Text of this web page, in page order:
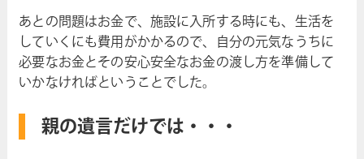
あとの問題はお金で、施設に入所する時にも、生活を
していくにも費用がかかるので、自分の元気なうちに
必要なお金とその安心安全なお金の渡し方を準備して
いかなければということでした。
親の遺言だけでは・・・